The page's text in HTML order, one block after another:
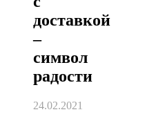
доставкой
–
символ
радости
24.02.2021